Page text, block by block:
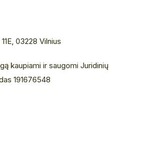
03228 Vilnius
kaupiami ir saugomi Juridinių
191676548